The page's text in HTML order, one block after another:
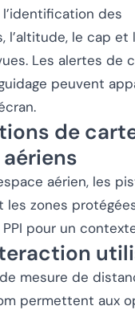
des
l’altitude, le cap et
Les alertes de
peuvent
de
aériens
aérien, les
les zones
pour un
mesure de
permettent aux